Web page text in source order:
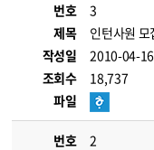
번호
3
제목
인턴사원 모
작성일
2010-04-16
조회수
18,737
파일
번호
2